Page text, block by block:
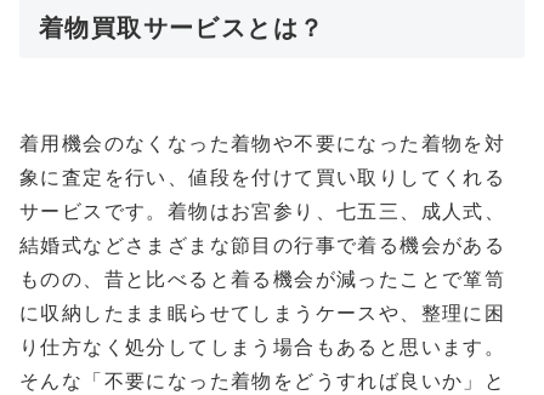
着物買取サービスとは？
着用機会のなくなった着物や不要になった着物を対
象に査定を行い、値段を付けて買い取りしてくれる
サービスです。着物はお宮参り、七五三、成人式、
結婚式などさまざまな節目の行事で着る機会がある
ものの、昔と比べると着る機会が減ったことで箪笥
に収納したまま眠らせてしまうケースや、整理に困
り仕方なく処分してしまう場合もあると思います。
そんな「不要になった着物をどうすれば良いか」と